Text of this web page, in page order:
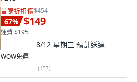
首購折扣價$454
67% $149
運費 $195
8/12 星期三 預計送達
WOW免運
(157)